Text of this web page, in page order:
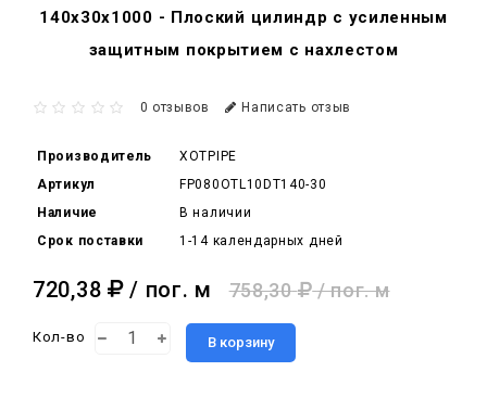
140x30x1000 - Плоский цилиндр с усиленным
защитным покрытием с нахлестом
0 отзывов Написать отзыв
Производитель
XOTPIPE
Артикул
FP080OTL10DT140-30
Наличие
В наличии
Срок поставки
1-14 календарных дней
720,38 / пог. м 758,30 / пог. м
Кол-во В корзину